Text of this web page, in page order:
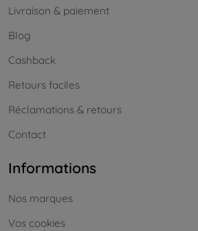
Livraison & paiement
Blog
Cashback
Retours faciles
Réclamations & retours
Contact
Informations
Nos marques
Vos cookies